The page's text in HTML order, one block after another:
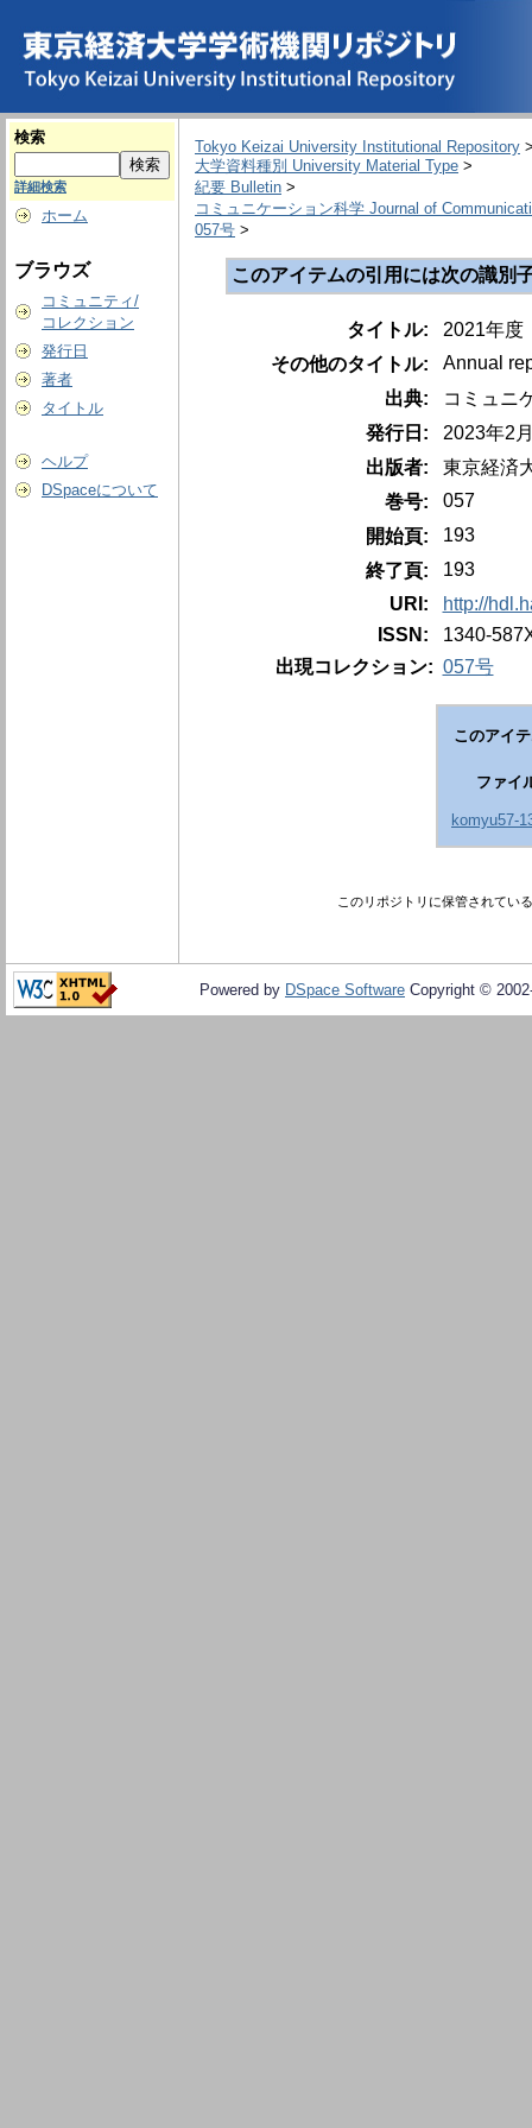
検索
詳細検索
ホーム
ブラウズ
コミュニティ/
コレクション
発行日
著者
タイトル
ヘルプ
DSpaceについて
Tokyo Keizai University Institutional Repository
大学資料種別 University Material Type >
紀要 Bulletin >
コミュニケーション科学 Journal of
057号 >
このアイテムの引用には次の識別
タイトル:
2021年度
その他のタイトル:
Annual
出典:
コミュニ
発行日:
2023年2
出版者:
東京経済
巻号:
057
開始頁:
193
終了頁:
193
URI:
http://
ISSN:
1340-
出現コレクション: 057号
このアイ
ファイ
komyu57-
このリポジトリに保管されてい
Powered by DSpace Software Copyright ©